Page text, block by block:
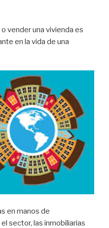
vender una vivienda es
en la vida de una
en manos de
sector, las inmobiliarias